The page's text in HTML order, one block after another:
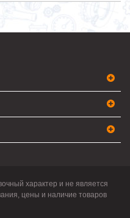
характер и не является
цены и наличие товаров